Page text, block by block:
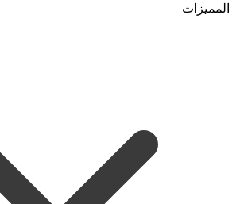
المميزات